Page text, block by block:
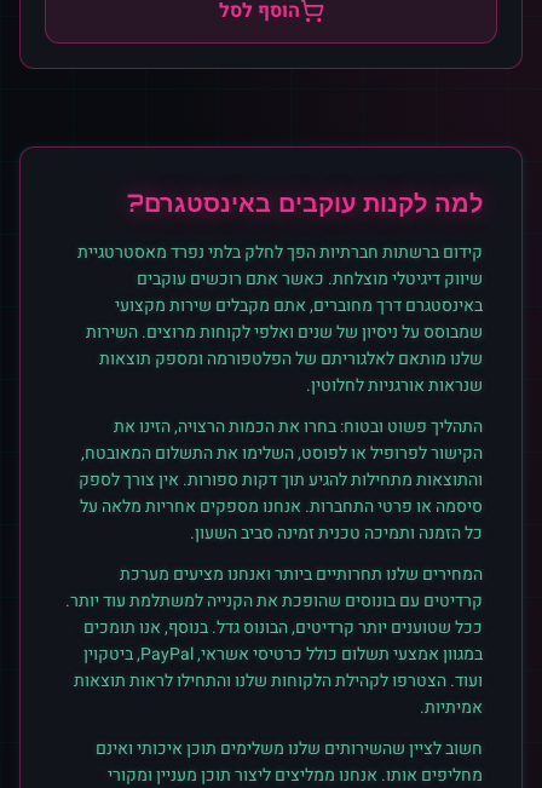
הוסף לסל
למה לקנות עוקבים באינסטגרם?
קידום ברשתות חברתיות הפך לחלק בלתי נפרד מאסטרטגיית
שיווק דיגיטלי מוצלחת. כאשר אתם רוכשים עוקבים
באינסטגרםדרך מחוברים, אתם מקבלים שירות מקצועי
שמבוסס על ניסיון של שנים ואלפי לקוחות מרוצים. השירות
שלנו מותאם לאלגוריתם של הפלטפורמה ומספק תוצאות
שנראות אורגניות לחלוטין.
התהליך פשוט ובטוח: בחרו את הכמות הרצויה, הזינו את
הקישור לפרופיל או לפוסט, השלימו את התשלום המאובטח,
והתוצאות מתחילות להגיע תוך דקות ספורות. אין צורך לספק
סיסמה או פרטי התחברות. אנחנו מספקים אחריות מלאה על
כל הזמנה ותמיכה טכנית זמינה סביב השעון.
המחירים שלנו תחרותיים ביותר ואנחנו מציעים מערכת
קרדיטים עם בונוסים שהופכת את הקנייה למשתלמת עוד יותר.
ככל שטוענים יותר קרדיטים, הבונוס גדל. בנוסף, אנו תומכים
במגוון אמצעי תשלום כולל כרטיסי אשראי, PayPal, ביטקוין
ועוד. הצטרפו לקהילת הלקוחות שלנו והתחילו לראות תוצאות
אמיתיות.
חשוב לציין שהשירותים שלנו משלימים תוכן איכותי ואינם
מחליפים אותו. אנחנו ממליצים ליצור תוכן מעניין ומקורי